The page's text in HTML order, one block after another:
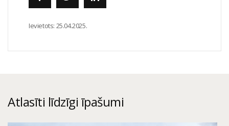
Ievietots: 25.04.2025.
Atlasīti līdzīgi īpašumi